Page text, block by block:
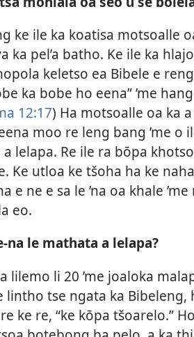
ke ile ka koatisa motsoalle
ka pel’a batho. Ke ile ka
keletso ea Bibele e
ka bobe ho eena” ’me
12:17) Ha motsoalle oa ka
moo re leng bang ’me o
lelapa. Re ile ra bōpa
Ke utloa ke tšoha ha ke
e ne e sa le ’na oa khale
eo.
na le mathata a lelapa?
lilemo li 20 ’me joaloka
lintho tse ngata ka Bibeleng,
ke re, “ke kōpa tšoarelo.”